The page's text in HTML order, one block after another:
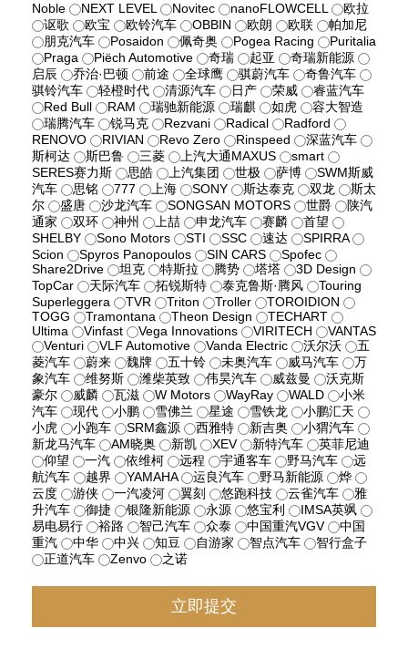
Noble
NEXT LEVEL Novitec nanoFLOWCELL
欧拉
讴歌
欧宝 欧铃汽车 OBBIN 欧朗 欧联
帕加尼
朋克汽车
Posaidon 佩奇奥 Pogea Racing
Puritalia
Praga
Piëch Automotive 奇瑞 起亚
奇瑞新能源
启辰
乔治·巴顿 前途 全球鹰 骐蔚汽车
奇鲁汽车
骐铃汽车
轻橙时代 清源汽车 日产 荣威
睿蓝汽车
Red Bull
RAM 瑞驰新能源 瑞麒 如虎
容大智造
瑞腾汽车
锐马克 Rezvani Radical
Radford
RENOVO
RIVIAN Revo Zero Rinspeed
深蓝汽车
斯柯达
斯巴鲁 三菱 上汽大通MAXUS
smart
SERES赛力斯
思皓 上汽集团 世极 萨博
SWM斯威
汽车
思铭 777 上海 SONY 斯达泰克 双龙
斯太
尔
盛唐 沙龙汽车 SONGSAN MOTORS 世爵
陕汽
通家
双环 神州 上喆 申龙汽车 赛麟
首望
SHELBY
Sono Motors STI SSC 速达
SPIRRA
Scion
Spyros Panopoulos SIN CARS
Spofec
Share2Drive
坦克 特斯拉 腾势 塔塔
3D Design
TopCar
天际汽车 拓锐斯特 泰克鲁斯·腾风
Touring
Superleggera
TVR Triton Troller
TOROIDION
TOGG
Tramontana Theon Design
TECHART
Ultima
Vinfast Vega Innovations VIRITECH
VANTAS
Venturi
VLF Automotive Vanda Electric 沃尔沃
五
菱汽车
蔚来 魏牌 五十铃 未奥汽车 威马汽车
万
象汽车
维努斯 潍柴英致 伟昊汽车 威兹曼
沃克斯
豪尔
威麟 瓦滋 W Motors WayRay WALD
小米
汽车
现代 小鹏 雪佛兰 星途 雪铁龙
小鹏汇天
小虎
小跑车 SRM鑫源 西雅特 新吉奥
小猬汽车
新龙马汽车
AM晓奥 新凯 XEV 新特汽车
英菲尼迪
仰望
一汽 依维柯 远程 宇通客车 野马汽车
远
航汽车
越界 YAMAHA 运良汽车 野马新能源
烨
云度
游侠 一汽凌河 翼刻 悠跑科技 云雀汽车
雅
升汽车
御捷 银隆新能源 永源 悠宝利
IMSA英飒
易电易行
裕路 智己汽车 众泰 中国重汽VGV
中国
重汽
中华 中兴 知豆 自游家 智点汽车
智行盒子
正道汽车
Zenvo 之诺